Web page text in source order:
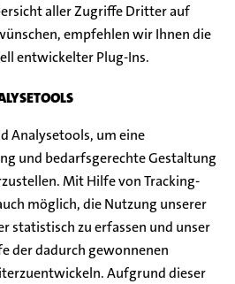
aller Zugriffe Dritter auf
empfehlen wir Ihnen die
entwickelter Plug-Ins.
Analysetools, um eine
und bedarfsgerechte Gestaltung
Mit Hilfe von Tracking-
möglich, die Nutzung unserer
statistisch zu erfassen und unser
der dadurch gewonnenen
Aufgrund dieser